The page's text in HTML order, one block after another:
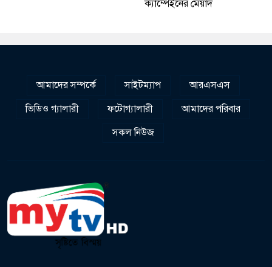
ক্যাম্পেইনের মেয়াদ
আমাদের সম্পর্কে সাইটম্যাপ
আরএসএস
ভিডিও গ্যালারী
ফটোগ্যালারী
আমাদের পরিবার
সকল নিউজ